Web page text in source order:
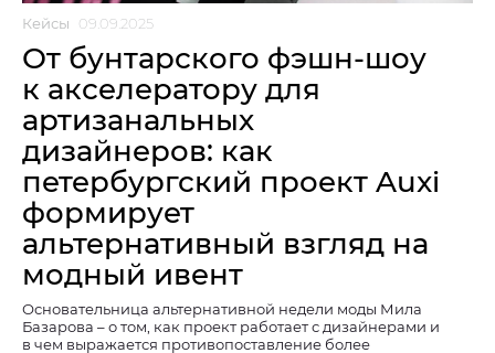
Кейсы 09.09.2025
От бунтарского фэшн-шоу
к акселератору для
артизанальных
дизайнеров: как
петербургский проект Auxi
формирует
альтернативный взгляд на
модный ивент
Основательница альтернативной недели моды Мила
Базарова – о том, как проект работает с дизайнерами и
в чем выражается противопоставление более